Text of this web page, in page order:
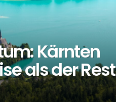
Kärnten
als der Rest